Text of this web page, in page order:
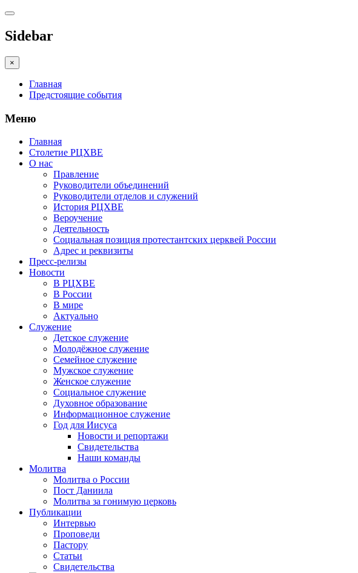
Sidebar
×
Главная
Предстоящие события
Меню
Главная
Столетие РЦХВЕ
О нас
Правление
Руководители объединений
Руководители отделов и служений
История РЦХВЕ
Вероучение
Деятельность
Социальная позиция протестантских церквей России
Адрес и реквизиты
Пресс-релизы
Новости
В РЦХВЕ
В России
В мире
Актуально
Служение
Детское служение
Молодёжное служение
Семейное служение
Мужское служение
Женское служение
Социальное служение
Духовное образование
Информационное служение
Год для Иисуса
Новости и репортажи
Свидетельства
Наши команды
Молитва
Молитва о России
Пост Даниила
Молитва за гонимую церковь
Публикации
Интервью
Проповеди
Пастору
Статьи
Свидетельства